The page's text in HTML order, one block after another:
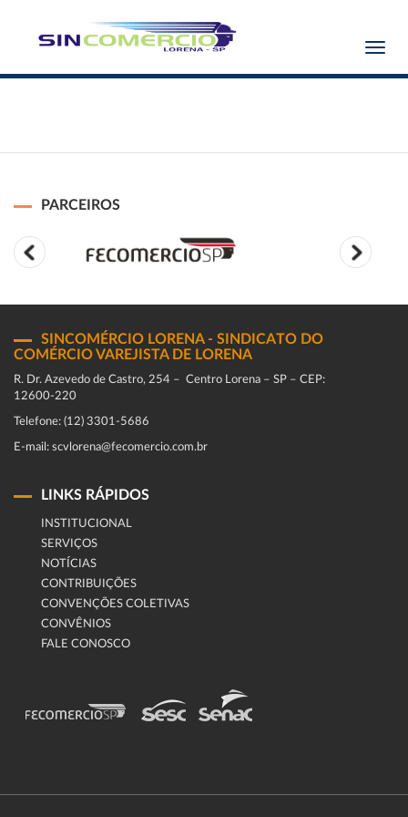
PARCEIROS
SINCOMÉRCIO LORENA - SINDICATO DO
COMÉRCIO VAREJISTA DE LORENA
R. Dr. Azevedo de Castro, 254 – Centro Lorena – SP – CEP:
12600-220
Telefone: (12) 3301-5686
E-mail: scvlorena@fecomercio.com.br
LINKS RÁPIDOS
INSTITUCIONAL
SERVIÇOS
NOTÍCIAS
CONTRIBUIÇÕES
CONVENÇÕES COLETIVAS
CONVÊNIOS
FALE CONOSCO